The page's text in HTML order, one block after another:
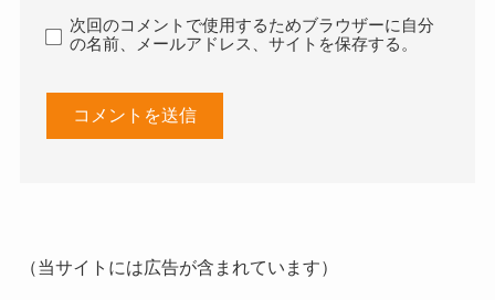
次回のコメントで使用するためブラウザーに自分
の名前、メールアドレス、サイトを保存する。
（当サイトには広告が含まれています）